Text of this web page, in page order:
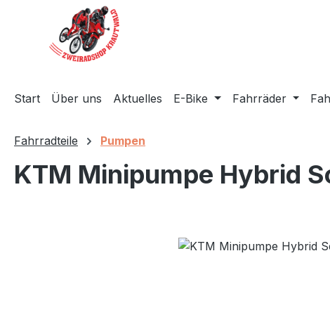
Hauptinhalt springen
Zur Suche springen
Zur Hauptnavigation springen
Start Über uns Aktuelles E-Bike Fahrräder
Fahrradteile Pumpen
KTM Minipumpe Hybrid